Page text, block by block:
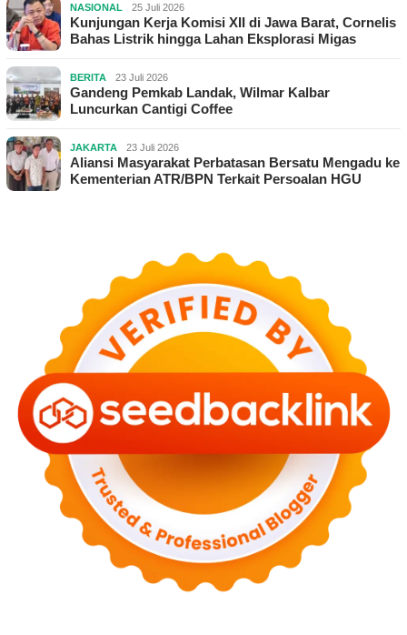
NASIONAL 25 Juli 2026
Kunjungan Kerja Komisi XII di Jawa Barat, Cornelis
Bahas Listrik hingga Lahan Eksplorasi Migas
BERITA 23 Juli 2026
Gandeng Pemkab Landak, Wilmar Kalbar
Luncurkan Cantigi Coffee
JAKARTA 23 Juli 2026
Aliansi Masyarakat Perbatasan Bersatu Mengadu ke
Kementerian ATR/BPN Terkait Persoalan HGU